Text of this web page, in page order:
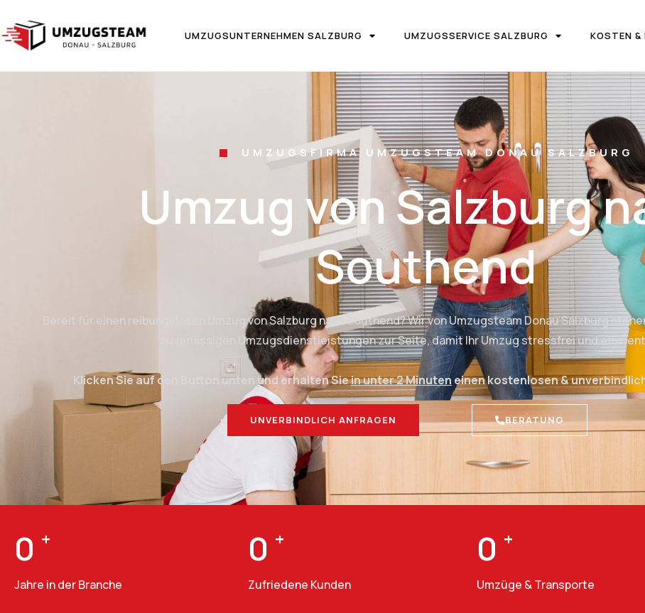
UMZUGSUNTERNEHMEN SALZBURG UMZUGSSERVICE SALZBURG KOSTEN &
UMZUGSFIRMA UMZUGSTEAM DONAU SALZBURG
Umzug von Salzburg
Southend
Bereit für einen reibungslosen Umzug von Salzburg nach Southend? Wir von Umzugsteam Donau Salzburg
zuverlässigen Umzugsdienstleistungen zur Seite, damit Ihr Umzug stressfrei und
Klicken Sie auf den Button unten und erhalten Siein unter 2 Minuten einen kostenlosen &
UNVERBINDLICH ANFRAGEN BERATUNG
0 +
Jahre in der Branche
0 +
Zufriedene Kunden
0 +
Umzüge & Transporte